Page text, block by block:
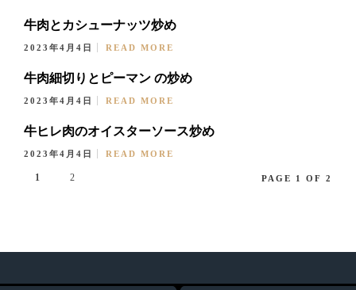
牛肉とカシューナッツ炒め
2023年4月4日 READ MORE
牛肉細切りとピーマン の炒め
2023年4月4日 READ MORE
牛ヒレ肉のオイスターソース炒め
2023年4月4日 READ MORE
1 2 PAGE 1 OF 2